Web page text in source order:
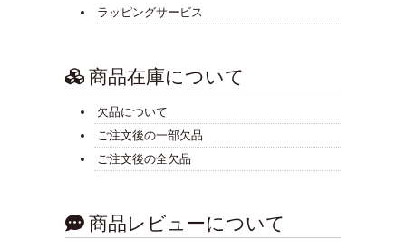
ラッピングサービス
商品在庫について
欠品について
ご注文後の一部欠品
ご注文後の全欠品
商品レビューについて